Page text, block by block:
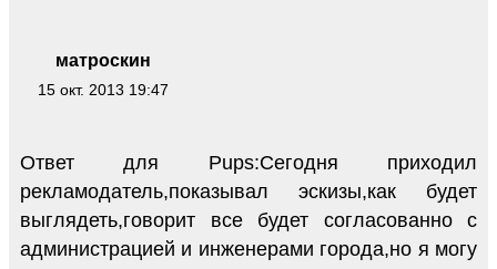
матроскин
15 окт. 2013 19:47
Ответ для Pups:Сегодня приходил
рекламодатель,показывал эскизы,как будет
выглядеть,говорит все будет согласованно с
администрацией и инженерами города,но я могу